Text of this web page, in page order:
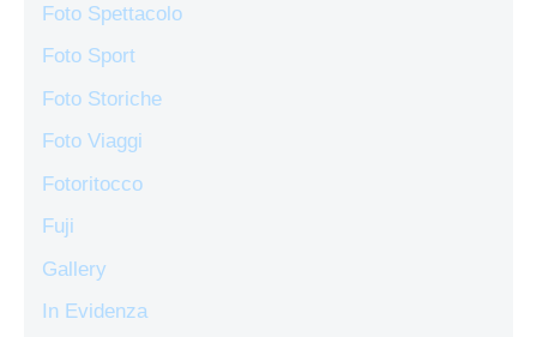
Foto Spettacolo
Foto Sport
Foto Storiche
Foto Viaggi
Fotoritocco
Fuji
Gallery
In Evidenza